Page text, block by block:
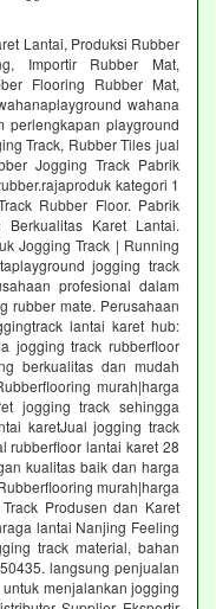
Lantai, Produksi Rubber
Importir Rubber Mat,
Flooring Rubber Mat,
wahana
perlengkapan playground
Track, Rubber Tiles jual
Jogging Track Pabrik
kategori 1
Rubber Floor. Pabrik
Karet Lantai.
Jogging Track | Running
jogging track
profesional dalam
rubber mate. Perusahaan
lantai karet hub:
jogging track rubberfloor
berkualitas dan mudah
murah|harga
jogging track sehingga
karetJual jogging track
rubberfloor lantai karet 28
kualitas baik dan harga
murah|harga
Produsen dan Karet
lantai Nanjing Feeling
track material, bahan
langsung penjualan
menjalankan jogging